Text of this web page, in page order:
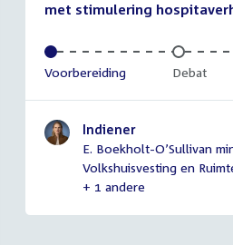
met stimulering
Voltooid:
Voorbereiding Debat
Indiener
E. Boekholt-O’Sullivan
Volkshuisvesting en
+ 1 andere